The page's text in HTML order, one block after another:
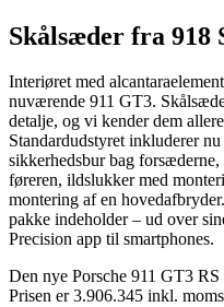
Skålsæder fra 918
Interiøret med
nuværende 911 GT3.
detalje, og vi kender dem
Standardudstyret inkluderer
sikkerhedsbur bag
føreren, ildslukker med
montering af en
pakke indeholder – ud over
Precision app til smartphones.
Den nye Porsche 911 GT3
Prisen er 3.906.345 inkl.